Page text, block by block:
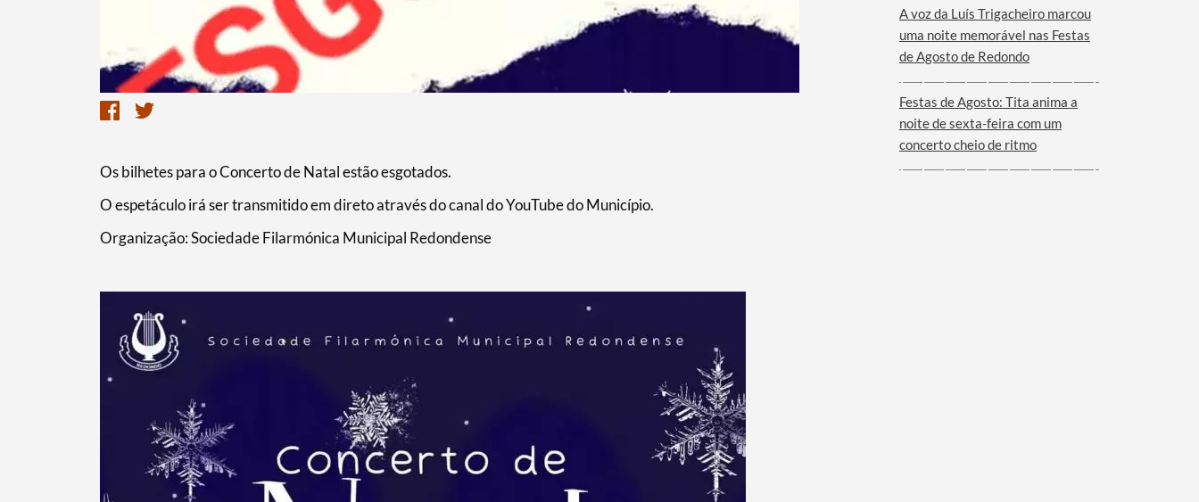
Categorias gerais
Os bilhetes para o Concerto de Natal estão esgotados.
O espetáculo irá ser transmitido em direto através do canal do YouTube do Município.
Organização: Sociedade Filarmónica Municipal Redondense
A voz da Luís Trigacheiro marcou
uma noite memorável nas Festas
de Agosto de Redondo
Festas de Agosto: Tita anima a
noite de sexta-feira com um
concerto cheio de ritmo